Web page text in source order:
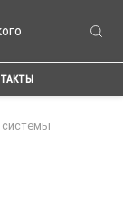
системы